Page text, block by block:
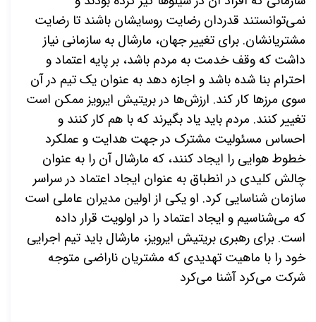
نمی‌توانستند قدردان رضایت روسایشان باشند تا رضایت
مشتریانشان. برای تغییر جهان، مارشال به سازمانی نیاز
داشت که وقف خدمت به مردم باشد، بر پایه اعتماد و
احترام بنا شده باشد و اجازه دهد به عنوان یک تیم در آن
سوی مرزها کار کند. ارزش‌ها در بریتیش ایرویز ممکن است
تغییر کنند. مردم باید یاد بگیرند که با هم کار کنند و
احساس مسئولیت مشترک در جهت هدایت و عملکرد
خطوط هوایی را ایجاد کنند، که مارشال آن را به عنوان
چالش کلیدی در انطباق به عنوان ایجاد اعتماد در سراسر
سازمان شناسایی کرد. او یکی از اولین مدیران عاملی است
که می‌شناسیم و ایجاد اعتماد را در اولویت قرار داده
است. برای رهبری بریتیش ایرویز، مارشال باید تیم اجرایی
خود را با ماهیت تهدیدی که مشتریان ناراضی متوجه
شرکت می‌کرد آشنا می‌کرد